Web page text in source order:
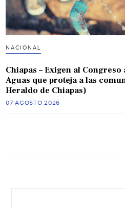
NACIONAL
Chiapas – Exigen al
Aguas que proteja a las
Heraldo de Chiapas)
07 AGOSTO 2026